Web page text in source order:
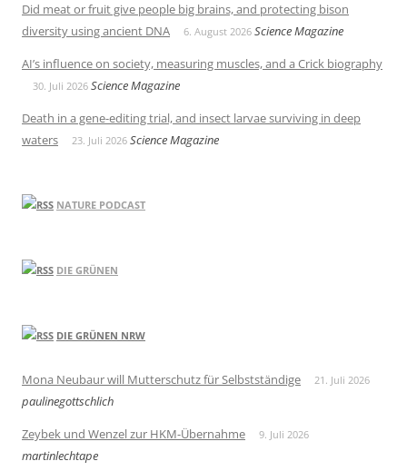
Did meat or fruit give people big brains, and protecting bison
diversity using ancient DNA
6. August 2026 Science Magazine
AI’s influence on society, measuring muscles, and a Crick biography
30. Juli 2026 Science Magazine
Death in a gene-editing trial, and insect larvae surviving in deep
waters
23. Juli 2026 Science Magazine
NATURE PODCAST
DIE GRÜNEN
DIE GRÜNEN NRW
Mona Neubaur will Mutterschutz für Selbstständige 21. Juli 2026
paulinegottschlich
Zeybek und Wenzel zur HKM-Übernahme
9. Juli 2026
martinlechtape